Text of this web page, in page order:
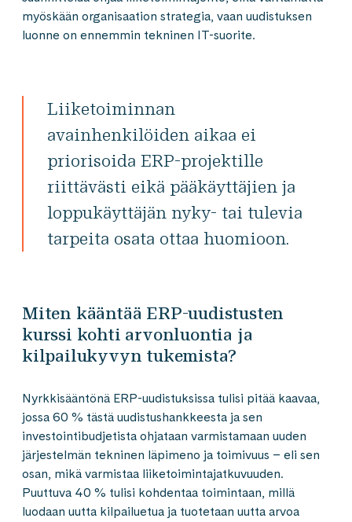
myöskään organisaation strategia, vaan uudistuksen
luonne on ennemmin tekninen IT-suorite.
Liiketoiminnan
avainhenkilöiden aikaa ei
priorisoida ERP-projektille
riittävästi eikä pääkäyttäjien ja
loppukäyttäjän nyky- tai tulevia
tarpeita osata ottaa huomioon.
Miten kääntää ERP-uudistusten
kurssi kohti arvonluontia ja
kilpailukyvyn tukemista?
Nyrkkisääntönä ERP-uudistuksissa tulisi pitää kaavaa,
jossa 60 % tästä uudistushankkeesta ja sen
investointibudjetista ohjataan varmistamaan uuden
järjestelmän tekninen läpimeno ja toimivuus – eli sen
osan, mikä varmistaa liiketoimintajatkuvuuden.
Puuttuva 40 % tulisi kohdentaa toimintaan, millä
luodaan uutta kilpailuetua ja tuotetaan uutta arvoa